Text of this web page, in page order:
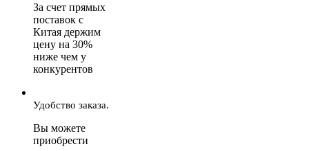
За счет прямых
поставок с
Китая держим
цену на 30%
ниже чем у
конкурентов
Удобство заказа.
Вы можете
приобрести